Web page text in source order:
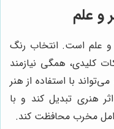
و علم
و علم است. انتخاب رنگ
کلیدی، همگی نیازمند
با استفاده از هنر
هنری تبدیل کند و با
مخرب محافظت کند.